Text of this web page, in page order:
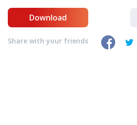
Download
Share with your friends